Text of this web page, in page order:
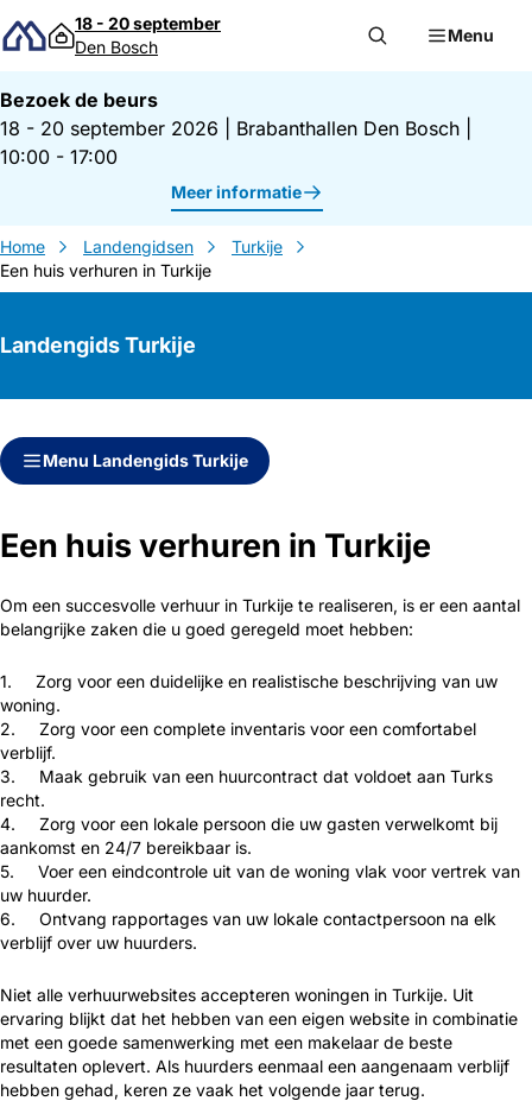
Direct naar inhoud
18 - 20 september
Den Bosch
Menu
Bezoek de beurs
18 - 20 september 2026
Brabanthallen Den Bosch
10:00 - 17:00
Meer informatie
Home Landengidsen
Turkije
Een huis verhuren in Turkije
Landengids Turkije
Direct naar inhoud
Direct naar zijbalk
Menu Landengids Turkije
Een huis verhuren in Turkije
Om een succesvolle verhuur in Turkije te realiseren, is er een aantal
belangrijke zaken die u goed geregeld moet hebben:
1. Zorg voor een duidelijke en realistische beschrijving van uw
woning.
2. Zorg voor een complete inventaris voor een comfortabel
verblijf.
3. Maak gebruik van een huurcontract dat voldoet aan Turks
recht.
4. Zorg voor een lokale persoon die uw gasten verwelkomt bij
aankomst en 24/7 bereikbaar is.
5. Voer een eindcontrole uit van de woning vlak voor vertrek van
uw huurder.
6. Ontvang rapportages van uw lokale contactpersoon na elk
verblijf over uw huurders.
Niet alle verhuurwebsites accepteren woningen in Turkije. Uit
ervaring blijkt dat het hebben van een eigen website in combinatie
met een goede samenwerking met een makelaar de beste
resultaten oplevert. Als huurders eenmaal een aangenaam verblijf
hebben gehad, keren ze vaak het volgende jaar terug.